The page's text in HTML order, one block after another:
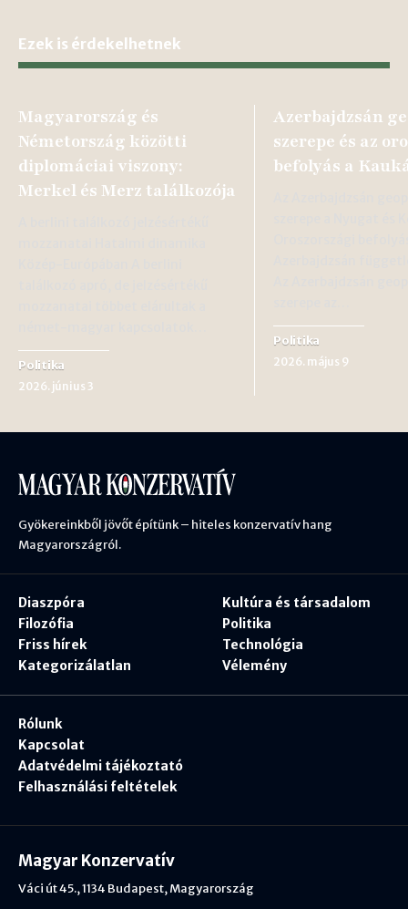
Ezek is érdekelhetnek
Magyarország és
Németország közötti
diplomáciai viszony:
Merkel és Merz találkozója
Politika
2026. június 3
Azerbajdzsán
szerepe és az
befolyás a
Politika
2026. május 9
Gyökereinkből jövőt építünk – hiteles konzervatív hang
Magyarországról.
Diaszpóra
Filozófia
Friss hírek
Kategorizálatlan
Kultúra és társadalom
Politika
Technológia
Vélemény
Rólunk
Kapcsolat
Adatvédelmi tájékoztató
Felhasználási feltételek
Magyar Konzervatív
Váci út 45., 1134 Budapest, Magyarország